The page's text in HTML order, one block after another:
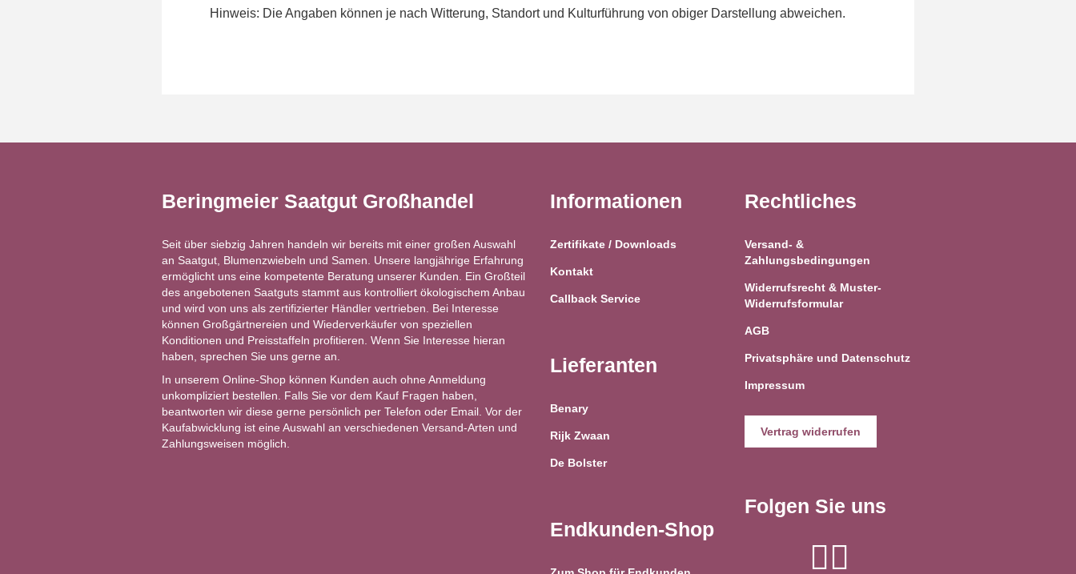
Hinweis: Die Angaben können je nach Witterung, Standort und Kulturführung von obiger Darstellung abweichen.
Beringmeier Saatgut Großhandel
Seit über siebzig Jahren handeln wir bereits mit einer großen Auswahl
an Saatgut, Blumenzwiebeln und Samen. Unsere langjährige Erfahrung
ermöglicht uns eine kompetente Beratung unserer Kunden. Ein Großteil
des angebotenen Saatguts stammt aus kontrolliert ökologischem Anbau
und wird von uns als zertifizierter Händler vertrieben. Bei Interesse
können Großgärtnereien und Wiederverkäufer von speziellen
Konditionen und Preisstaffeln profitieren. Wenn Sie Interesse hieran
haben, sprechen Sie uns gerne an.
In unserem Online-Shop können Kunden auch ohne Anmeldung
unkompliziert bestellen. Falls Sie vor dem Kauf Fragen haben,
beantworten wir diese gerne persönlich per Telefon oder Email. Vor der
Kaufabwicklung ist eine Auswahl an verschiedenen Versand-Arten und
Zahlungsweisen möglich.
Informationen
Zertifikate / Downloads
Kontakt
Callback Service
Lieferanten
Benary
Rijk Zwaan
De Bolster
Endkunden-Shop
Rechtliches
Versand- &
Zahlungsbedingungen
Widerrufsrecht & Muster-
Widerrufsformular
AGB
Privatsphäre und Datenschutz
Impressum
Vertrag widerrufen
Folgen Sie uns